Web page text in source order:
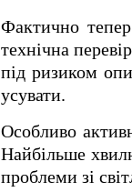
Фактично
технічна
під ризиком
усувати.
Особливо
Найбільше
проблеми зі